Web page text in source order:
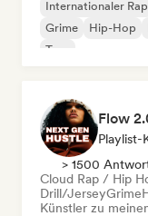
Internationaler Rap
Grime
Hip-Hop
Trap
Flow
Playlist-
> 1500
Cloud Rap / Hip
Drill/JerseyGrime
Künstler zu